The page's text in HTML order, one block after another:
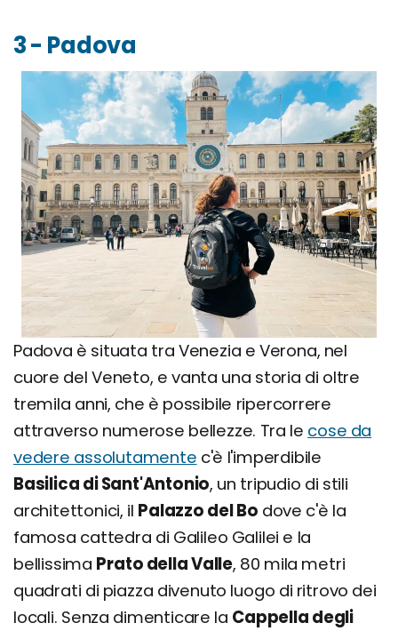
3 - Padova
Padova è situata tra Venezia e Verona, nel
cuore del Veneto, e vanta una storia di oltre
tremila anni, che è possibile ripercorrere
attraverso numerose bellezze. Tra le cose da
vedere assolutamente c'è l'imperdibile
Basilica di Sant'Antonio, un tripudio di stili
architettonici, il Palazzo del Bo dove c'è la
famosa cattedra di Galileo Galilei e la
bellissima Prato della Valle, 80 mila metri
quadrati di piazza divenuto luogo di ritrovo dei
locali. Senza dimenticare la Cappella degli